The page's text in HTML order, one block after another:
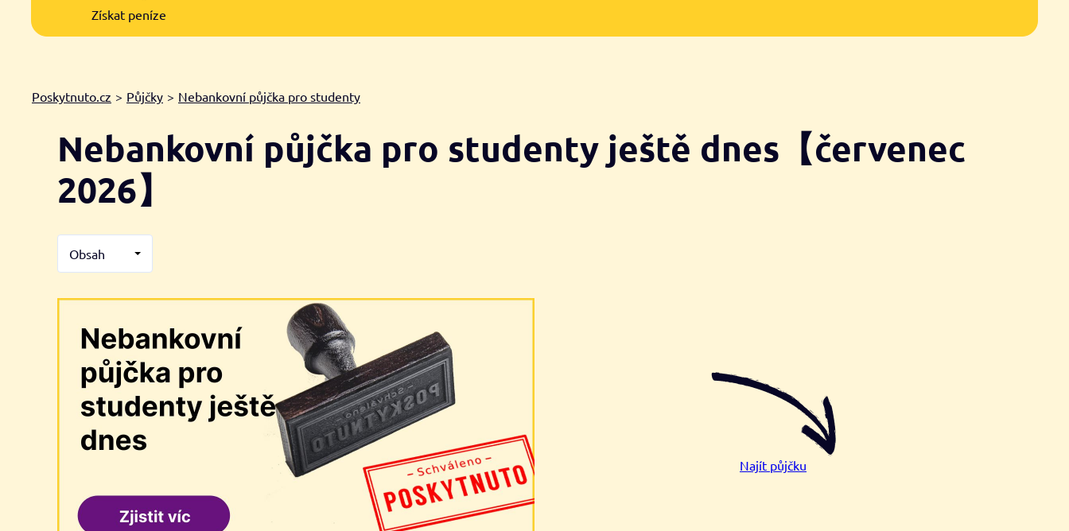
Získat peníze
Poskytnuto.cz > Půjčky > Nebankovní půjčka pro studenty
Nebankovní půjčka pro studenty ještě dnes【červenec
2026】
Obsah
Najít půjčku